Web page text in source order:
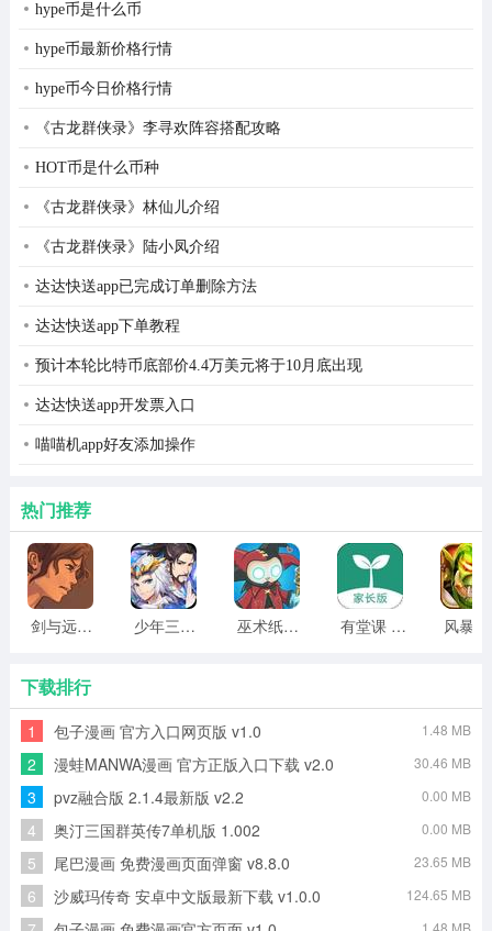
4、然后系统便会自动进行检测校正了。
陀螺仪修复器软件亮点
1、兼容多个手机版本：兼容不同版本的手机，可应用于平
板电脑，扩大用户群。
2、在安全稳定的环境中传输内容，确保用户数据的安全性
和传输的稳定性。
3、内置的常见错误自动修复机制有效提高了修复效率，快
hype币是什么币
hype币最新价格行情
hype币今日价格行情
《古龙群侠录》李寻欢阵容搭配攻略
HOT币是什么币种
《古龙群侠录》林仙儿介绍
《古龙群侠录》陆小凤介绍
达达快送app已完成订单删除方法
达达快送app下单教程
预计本轮比特币底部价4.4万美元将于10月底出现
达达快送app开发票入口
喵喵机app好友添加操作
热门推荐
剑与远行人全角色版 vv1.14 少年三国志2无限元宝版最新版 vv5.3.9 巫术纸牌游戏 vv1.1.14 有堂课 v1.2.2
下载排行
1 包子漫画 官方入口网页版 v1.0 1.48 MB
2 漫蛙MANWA漫画 官方正版入口下载 v2.0 30.46 MB
3 pvz融合版 2.1.4最新版 v2.2 0.00 MB
4 奥汀三国群英传7单机版 1.002 0.00 MB
5 尾巴漫画 免费漫画页面弹窗 v8.8.0 23.65 MB
6 沙威玛传奇 安卓中文版最新下载 v1.0.0 124.65 MB
1.48 MB